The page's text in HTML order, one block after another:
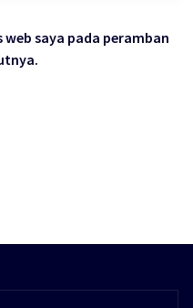
saya pada peramban